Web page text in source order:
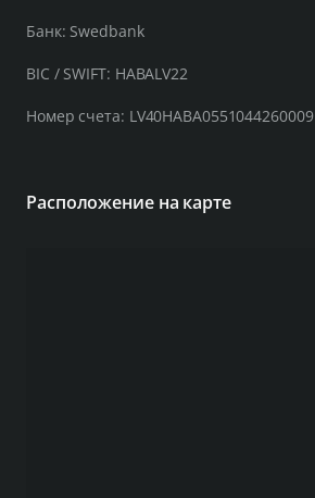
Банк: Swedbank
BIC / SWIFT: HABALV22
Номер счета: LV40HABA0551044260009
Расположение на карте